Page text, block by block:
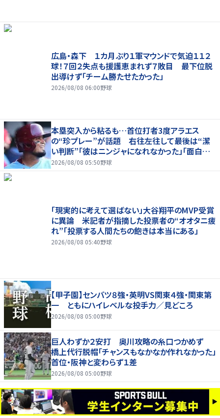
広島・森下 １カ月ぶり１軍マウンドで気迫１１２
球！７回２失点も援護恵まれず７敗目 最下位脱
出導けず「チーム勝たせたかった」
2026/08/08 06:00野球
本塁突入から粘るも…首位打者3度アラエス
の“珍プレー”が話題 右往左往して最後は“潔
い判断”「彼はニンジャになれなかった」「面白すぎ
る」
2026/08/08 05:50野球
「現実的に考えて選ばない」大谷翔平のMVP受賞
に異論 米記者が指摘した投票者の“オオタニ疲
れ”「投票する人間たちの飽きは本当にある」
2026/08/08 05:40野球
【甲子園】センバツ８強・英明VS関東４強・関東第
一 ともにハイレベルな投手力／見どころ
2026/08/08 05:00野球
巨人わずか２安打 奥川攻略の糸口つかめず
橋上代行脱帽「チャンスもなかなか作れなかった」
首位・阪神と変わらず１差
2026/08/08 05:00野球